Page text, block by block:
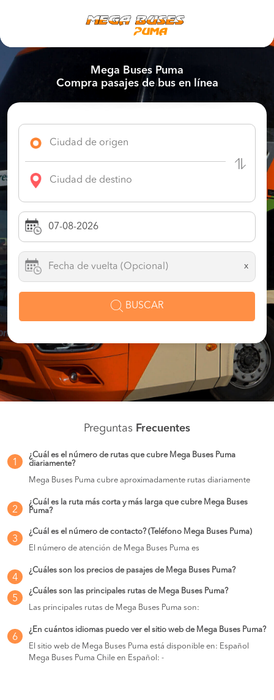
Mega Buses Puma
Compra pasajes de bus en línea
x
BUSCAR
Preguntas Frecuentes
1
¿Cuál es el número de rutas que cubre Mega Buses Puma
diariamente?
Mega Buses Puma cubre aproximadamente rutas diariamente
2
¿Cuál es la ruta más corta y más larga que cubre Mega Buses
Puma?
3
¿Cuál es el número de contacto? (Teléfono Mega Buses Puma)
El número de atención de Mega Buses Puma es
4
¿Cuáles son los precios de pasajes de Mega Buses Puma?
5
¿Cuáles son las principales rutas de Mega Buses Puma?
Las principales rutas de Mega Buses Puma son:
6
¿En cuántos idiomas puedo ver el sitio web de Mega Buses Puma?
El sitio web de Mega Buses Puma está disponible en: Español
Mega Buses Puma Chile en Español: -